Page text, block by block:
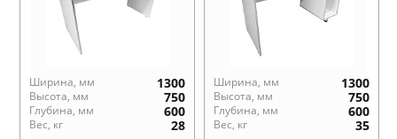
Ширина, мм 1300
Высота, мм 750
Глубина, мм 600
Вес, кг 28
Ширина, мм 1300
Высота, мм 750
Глубина, мм 600
Вес, кг 35